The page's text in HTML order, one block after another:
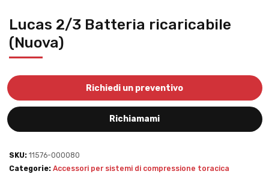
Lucas 2/3 Batteria ricaricabile
(Nuova)
Richiedi un preventivo
Richiamami
SKU: 11576-000080
Categorie: Accessori per sistemi di compressione toracica